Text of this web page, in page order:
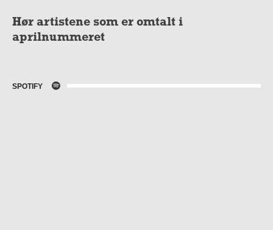
Hør artistene som er omtalt i
aprilnummeret
SPOTIFY